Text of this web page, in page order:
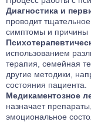
Диагностика и
проводит
симптомы и причины
использованием
терапия, семейная
другие методики,
состояния пациента.
Медикаментозное
назначает
эмоциональное